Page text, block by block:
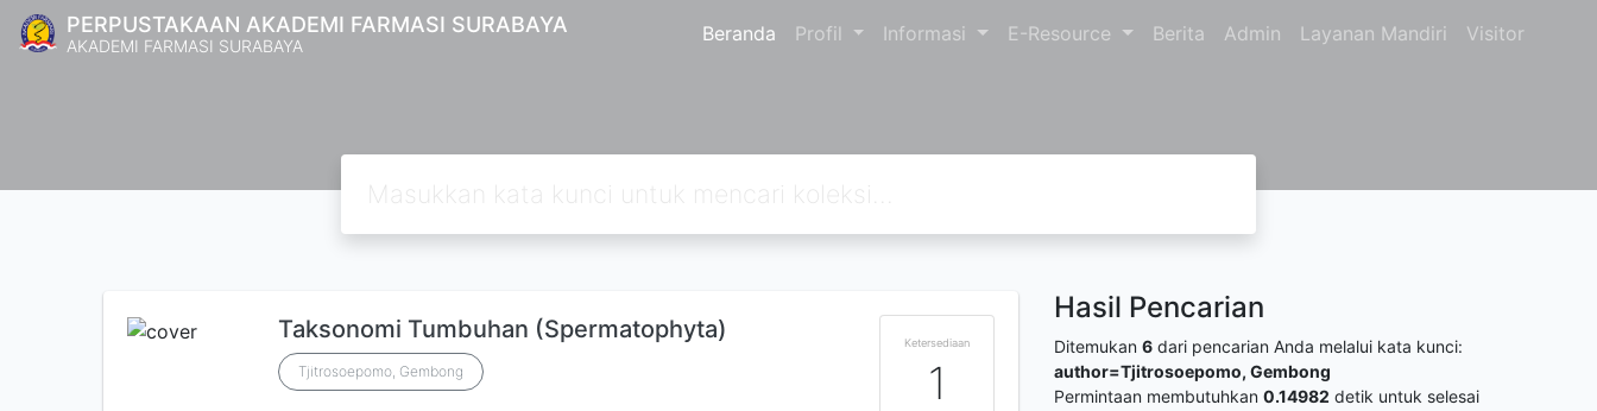
PERPUSTAKAAN AKADEMI FARMASI SURABAYA
AKADEMI FARMASI SURABAYA Beranda Profil Informasi E-Resource Berita Admin Layanan Mandiri Visitor
Taksonomi Tumbuhan (Spermatophyta)
Tjitrosoepomo, Gembong
Ketersediaan
1
Hasil Pencarian
Ditemukan 6 dari pencarian Anda melalui kata kunci:
author=Tjitrosoepomo, Gembong
Permintaan membutuhkan 0.14982 detik untuk selesai